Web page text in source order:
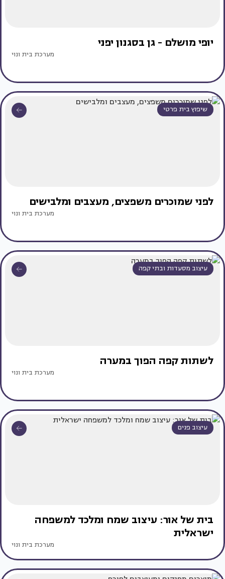
יופי מושלם - גן בסגנון יפני
מערכת בית ונוי
שיפוץ בית פרטי
לפני שמוכרים משפצים, מעצבים ומלבישים
מערכת בית ונוי
עיצוב מסעדות ובתי קפה
לשתות קפה הפוך במערה
מערכת בית ונוי
עיצוב פנים
בית של אור: עיצוב שמח ומלכד למשפחה
ישראלית
מערכת בית ונוי